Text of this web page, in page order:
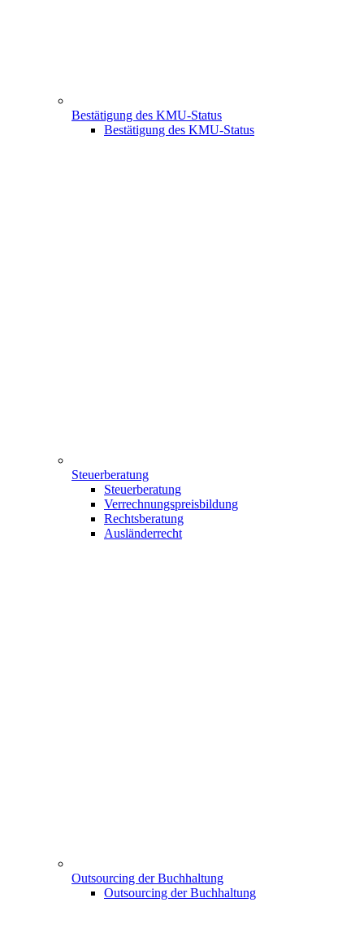
Bestätigung des KMU-Status
Bestätigung des KMU-Status
Steuerberatung
Steuerberatung
Verrechnungspreisbildung
Rechtsberatung
Ausländerrecht
Outsourcing der Buchhaltung
Outsourcing der Buchhaltung